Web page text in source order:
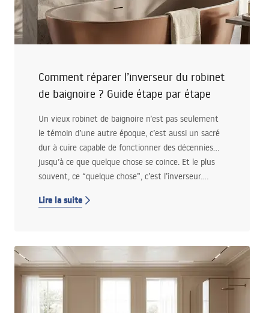
Comment réparer l’inverseur du robinet
de baignoire ? Guide étape par étape
Un vieux robinet de baignoire n’est pas seulement
le témoin d’une autre époque, c’est aussi un sacré
dur à cuire capable de fonctionner des décennies…
jusqu’à ce que quelque chose se coince. Et le plus
souvent, ce “quelque chose”, c’est l’inverseur.
tranquille ou que l’eau s’obstine à couler de deux
qui te mènera pas à pas dans la réparation de
l’inverseur du robinet de baignoire — étape par
étape et sans panique. Découvre aussi comment
fonctionne l’inverseur d’un robinet de baignoire
ancien modèle et quels sont les symptômes les plus
Lire la suite